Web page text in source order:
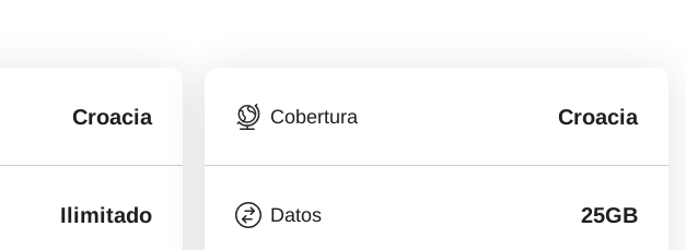
Croacia
Ilimitado
Cobertura Croacia
Datos 25GB